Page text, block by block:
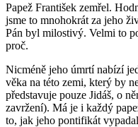
Papež Fran­ti­šek ze­mřel.
jsme to mno­ho­krát za jeho
Pán byl mi­los­ti­vý. Velmi to
proč.
Nicmé­ně jeho úmrtí na­bí­zí
vě­ka na této zemi, který by
před­sta­vu­je pouze Jidáš, o
za­vr­že­ní). Má je i každý
to, jak jeho pon­ti­fi­kát